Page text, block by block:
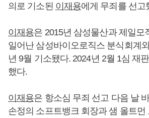
의로 기소된 이재용에게 무죄를 선고
이재용은 2015년 삼성물산과 제일모
일어난 삼성바이오로직스 분식회계
년 9월 기소됐다. 2024년 2월 1심 재
했다.
이재용은 항소심 무죄 선고 다음 날
손정의 소프트뱅크 회장과 샘 올트먼